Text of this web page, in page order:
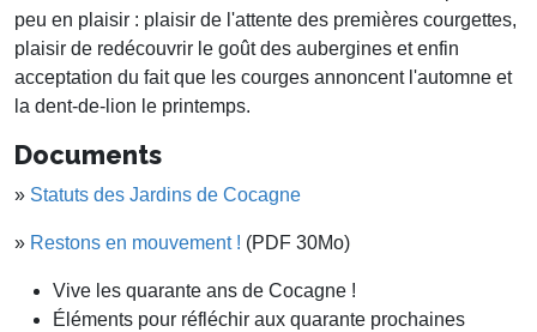
peu en plaisir : plaisir de l'attente des premières courgettes,
plaisir de redécouvrir le goût des aubergines et enfin
acceptation du fait que les courges annoncent l'automne et
la dent-de-lion le printemps.
Documents
» Statuts des Jardins de Cocagne
» Restons en mouvement ! (PDF 30Mo)
Vive les quarante ans de Cocagne !
Éléments pour réfléchir aux quarante prochaines